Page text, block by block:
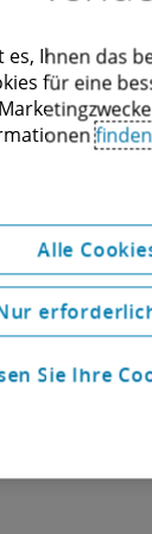
es, Ihnen das
für eine
Alle
Sie Ihre